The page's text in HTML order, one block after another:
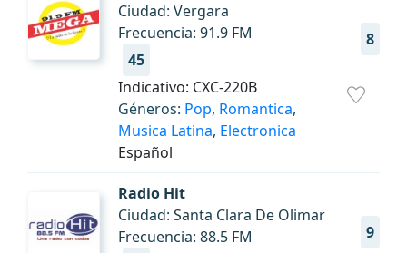
8
Ciudad: Vergara
Frecuencia: 91.9 FM
45
Indicativo: CXC-220B
Géneros: Pop, Romantica,
Musica Latina, Electronica
Español
Radio Hit
9
Ciudad: Santa Clara De Olimar
Frecuencia: 88.5 FM